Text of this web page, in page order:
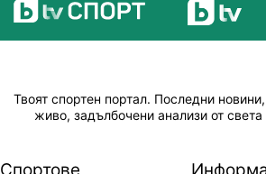
Твоят спортен портал. Последни новини,
живо, задълбочени анализи от света